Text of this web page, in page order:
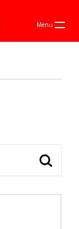
Menu